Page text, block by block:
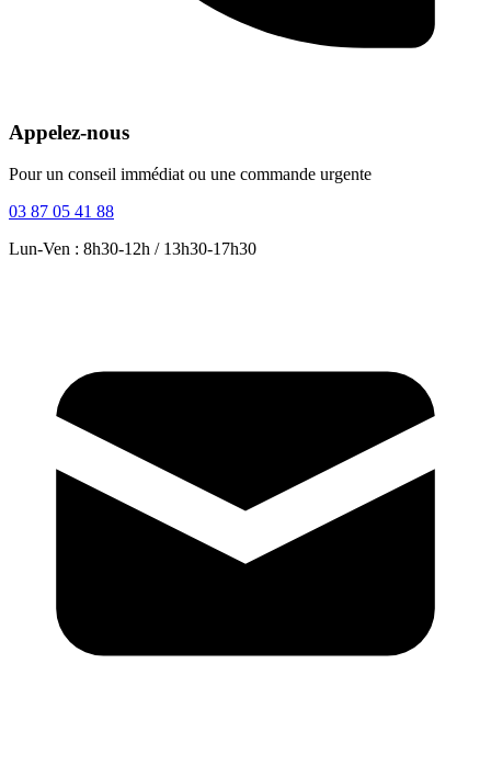
Appelez-nous
Pour un conseil immédiat ou une commande urgente
03 87 05 41 88
Lun-Ven : 8h30-12h / 13h30-17h30